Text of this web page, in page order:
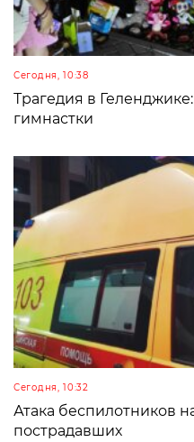
Сегодня, 10:38
Трагедия в
гимнастки
Сегодня, 10:32
Атака беспилотников
пострадавших